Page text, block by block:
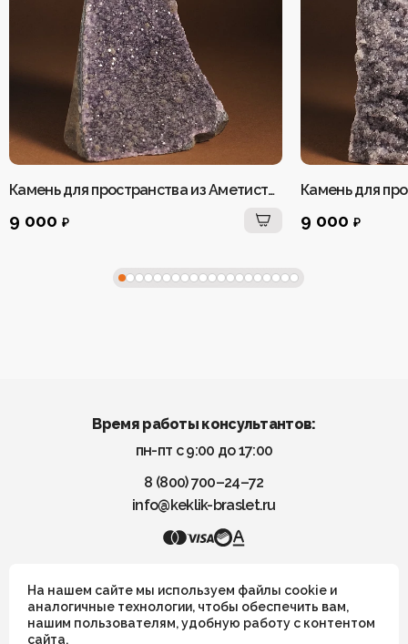
Камень для пространства из Аметиста №2
9 000 ₽ 9 000 ₽
Время работы консультантов:
пн-пт с 9:00 до 17:00
8 (800) 700–24–72
info@keklik-braslet.ru
Все украшения носят символический смысл и не имеют
На нашем сайте мы используем файлы cookie и
аналогичные технологии, чтобы обеспечить вам,
нашим пользователям, удобную работу с контентом
сайта.